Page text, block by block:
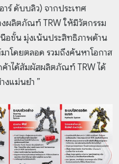
ร์ ดับบลิว) จากประเทศ
างผลิตภัณฑ์ TRW ให้มีวัตกรรม
นือชั้น มุ่งเน้นประสิทธิภาพด้าน
โดยตลอด รวมถึงค้นหาโอกาส
าได้สัมผัสผลิตภัณฑ์ TRW ได้
งแม่นยำ ”